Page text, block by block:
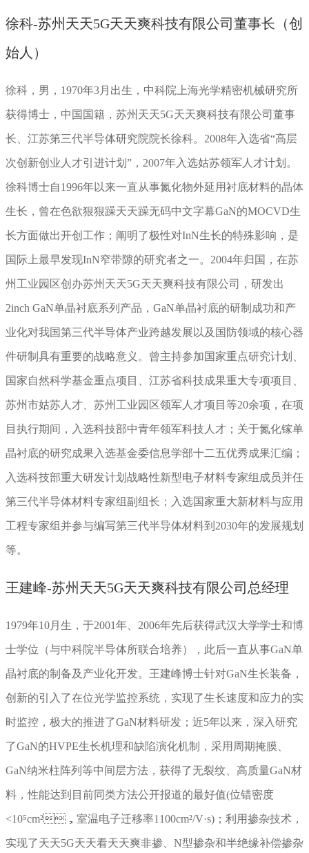
徐科-苏州天天5G天天爽科技有限公司董事长（创
始人）
徐科，男，1970年3月出生，中科院上海光学精密机械研究所
获得博士，中国国籍，苏州天天5G天天爽科技有限公司董事
长、江苏第三代半导体研究院院长徐科。2008年入选省“高层
次创新创业人才引进计划”，2007年入选姑苏领军人才计划。
徐科博士自1996年以来一直从事氮化物外延用衬底材料的晶体
生长，曾在色欲狠狠躁天天躁无码中文字幕GaN的MOCVD生
长方面做出开创工作；阐明了极性对InN生长的特殊影响，是
国际上最早发现InN窄带隙的研究者之一。2004年归国，在苏
州工业园区创办苏州天天5G天天爽科技有限公司，研发出
2inch GaN单晶衬底系列产品，GaN单晶衬底的研制成功和产
业化对我国第三代半导体产业跨越发展以及国防领域的核心器
件研制具有重要的战略意义。曾主持参加国家重点研究计划、
国家自然科学基金重点项目、江苏省科技成果重大专项项目、
苏州市姑苏人才、苏州工业园区领军人才项目等20余项，在项
目执行期间，入选科技部中青年领军科技人才；关于氮化镓单
晶衬底的研究成果入选基金委信息学部十二五优秀成果汇编；
入选科技部重大研发计划战略性新型电子材料专家组成员并任
第三代半导体材料专家组副组长；入选国家重大新材料与应用
工程专家组并参与编写第三代半导体材料到2030年的发展规划
等。
王建峰-苏州天天5G天天爽科技有限公司总经理
1979年10月生，于2001年、2006年先后获得武汉大学学士和博
士学位（与中科院半导体所联合培养），此后一直从事GaN单
晶衬底的制备及产业化开发。王建峰博士针对GaN生长装备，
创新的引入了在位光学监控系统，实现了生长速度和应力的实
时监控，极大的推进了GaN材料研发；近5年以来，深入研究
了GaN的HVPE生长机理和缺陷演化机制，采用周期掩膜、
GaN纳米柱阵列等中间层方法，获得了无裂纹、高质量GaN材
料，性能达到目前同类方法公开报道的最好值(位错密度
<10⁵cm²，室温电子迁移率1100cm²/V·s)；利用掺杂技术，
实现了天天5G天天看天天爽非掺、N型掺杂和半绝缘补偿掺杂